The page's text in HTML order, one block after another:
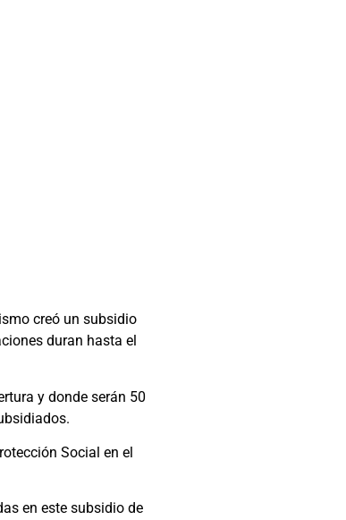
creó un subsidio
duran hasta el
y donde serán 50
Social en el
en este subsidio de